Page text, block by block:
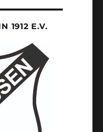
1912 E.V.